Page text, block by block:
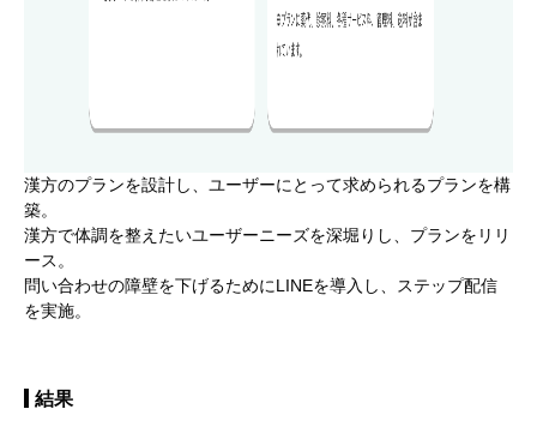
漢方のプランを設計し、ユーザーにとって求められるプランを構
築。
漢方で体調を整えたいユーザーニーズを深堀りし、プランをリリ
ース。
問い合わせの障壁を下げるためにLINEを導入し、ステップ配信
を実施。
結果